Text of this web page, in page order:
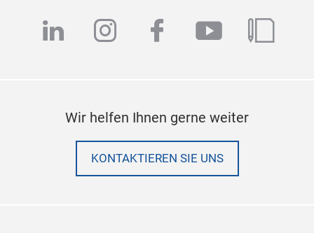
linkedininstagram
facebook
youtube
blog
Wir helfen Ihnen gerne weiter
KONTAKTIEREN SIE UNS